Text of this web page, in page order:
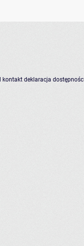
kontakt deklaracja